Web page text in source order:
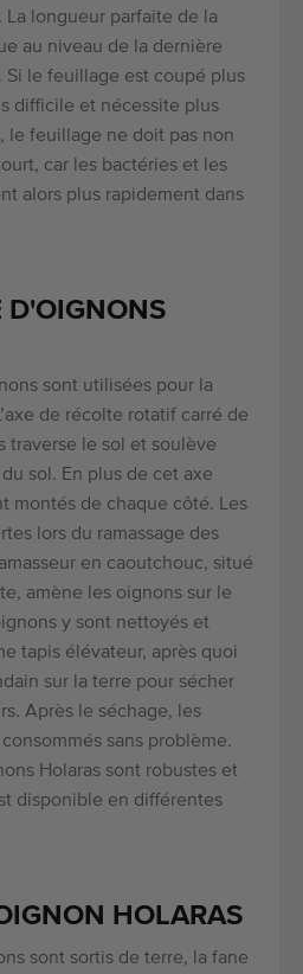
longueur parfaite de la
au niveau de la dernière
Si le feuillage est coupé plus
difficile et nécessite plus
le feuillage ne doit pas non
car les bactéries et les
alors plus rapidement dans
D'OIGNONS
sont utilisées pour la
de récolte rotatif carré de
traverse le sol et soulève
sol. En plus de cet axe
montés de chaque côté. Les
lors du ramassage des
en caoutchouc, situé
amène les oignons sur le
y sont nettoyés et
tapis élévateur, après quoi
sur la terre pour sécher
Après le séchage, les
sans problème.
Holaras sont robustes et
disponible en différentes
HOLARAS
sont sortis de terre, la fane